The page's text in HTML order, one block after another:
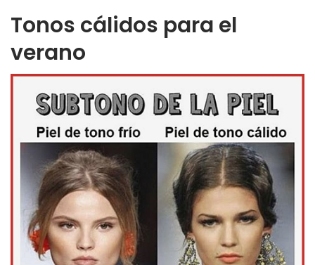
Tonos cálidos para el
verano